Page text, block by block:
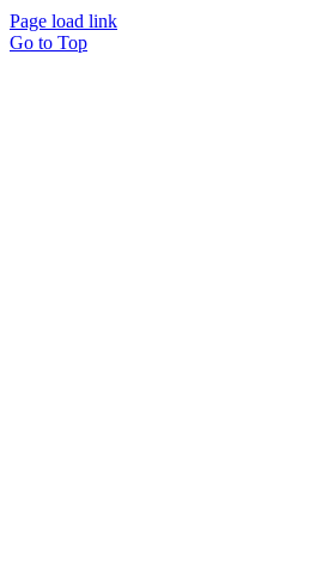
Page load link
Go to Top